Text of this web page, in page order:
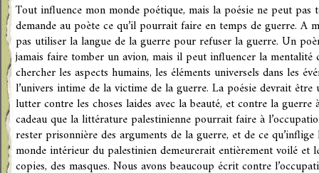
Tout influence mon monde poétique, mais la poésie ne peut pas
demande au poète ce qu’il pourrait faire en temps de guerre. A
pas utiliser la langue de la guerre pour refuser la guerre. Un
jamais faire tomber un avion, mais il peut influencer la
chercher les aspects humains, les éléments universels dans les
l’univers intime de la victime de la guerre. La poésie devrait
lutter contre les choses laides avec la beauté, et contre la
cadeau que la littérature palestinienne pourrait faire à
rester prisonnière des arguments de la guerre, et de ce
monde intérieur du palestinien demeurerait entièrement voilé et
copies, des masques. Nous avons beaucoup écrit contre